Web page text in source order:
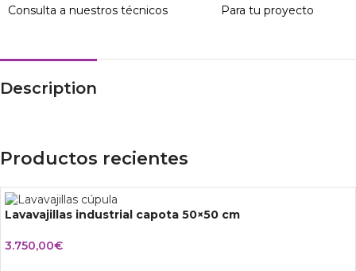
Consulta a nuestros técnicos Para tu proyecto
Description
Productos recientes
Lavavajillas industrial capota 50×50 cm
3.750,00€